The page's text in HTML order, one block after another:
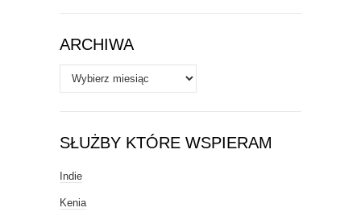
Tematy
ARCHIWA
Archiwa
SŁUŻBY KTÓRE WSPIERAM
Indie
Kenia